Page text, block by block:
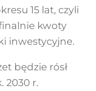
15 lat, czyli
kwoty
inwestycyjne.
będzie rósł
2030 r.